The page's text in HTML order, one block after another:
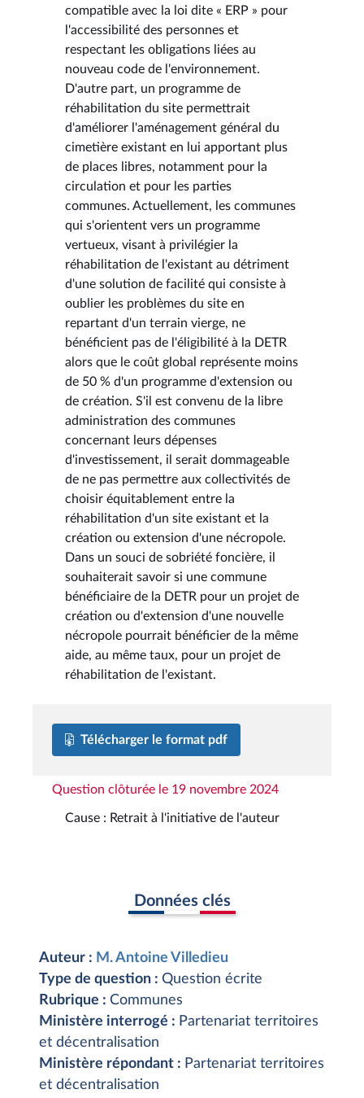
compatible avec la loi dite « ERP » pour
l'accessibilité des personnes et
respectant les obligations liées au
nouveau code de l'environnement.
D'autre part, un programme de
réhabilitation du site permettrait
d'améliorer l'aménagement général du
cimetière existant en lui apportant plus
de places libres, notamment pour la
circulation et pour les parties
communes. Actuellement, les communes
qui s'orientent vers un programme
vertueux, visant à privilégier la
réhabilitation de l'existant au détriment
d'une solution de facilité qui consiste à
oublier les problèmes du site en
repartant d'un terrain vierge, ne
bénéficient pas de l'éligibilité à la DETR
alors que le coût global représente moins
de 50 % d'un programme d'extension ou
de création. S'il est convenu de la libre
administration des communes
concernant leurs dépenses
d'investissement, il serait dommageable
de ne pas permettre aux collectivités de
choisir équitablement entre la
réhabilitation d'un site existant et la
création ou extension d'une nécropole.
Dans un souci de sobriété foncière, il
souhaiterait savoir si une commune
bénéficiaire de la DETR pour un projet de
création ou d'extension d'une nouvelle
nécropole pourrait bénéficier de la même
aide, au même taux, pour un projet de
réhabilitation de l'existant.
Télécharger le format pdf
Question clôturée le 19 novembre 2024
Cause : Retrait à l'initiative de l'auteur
Données clés
Auteur : M. Antoine Villedieu
Type de question : Question écrite
Rubrique : Communes
Ministère interrogé : Partenariat territoires
et décentralisation
Ministère répondant : Partenariat territoires
et décentralisation